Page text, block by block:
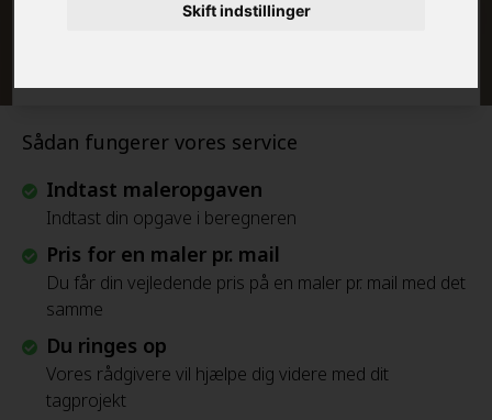
Skift indstillinger
Sådan fungerer vores service
Indtast maleropgaven
Indtast din opgave i beregneren
Pris for en maler pr. mail
Du får din vejledende pris på en maler pr. mail med det
samme
Du ringes op
Vores rådgivere vil hjælpe dig videre med dit
tagprojekt